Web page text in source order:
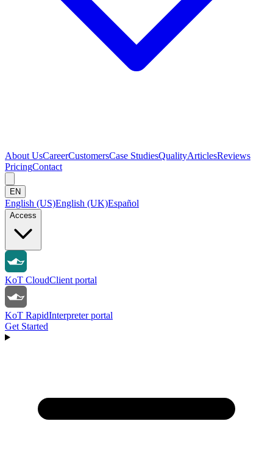
About UsCareerCustomersCase StudiesQualityArticlesReviews
PricingContact
EN
English (US)English (UK)Español
Access
KoT CloudClient portal
KoT RapidInterpreter portal
Get Started